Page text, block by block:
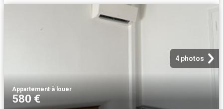
4 photos
Appartement·à louer
580 €